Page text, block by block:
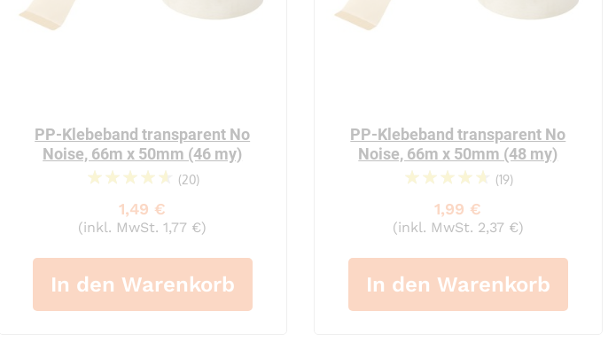
PP-Klebeband transparent No
Noise, 66m x 50mm (46 my)
96%
(20)
1,49 €
(inkl. MwSt. 1,77 €)
In den Warenkorb
PP-Klebeband transparent No
Noise, 66m x 50mm (48 my)
97%
(19)
1,99 €
(inkl. MwSt. 2,37 €)
In den Warenkorb